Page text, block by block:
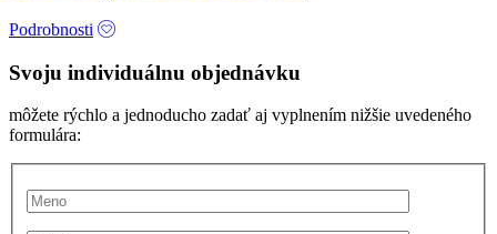
Podrobnosti
Svoju individuálnu objednávku
môžete rýchlo a jednoducho zadať aj vyplnením nižšie uvedeného
formulára: